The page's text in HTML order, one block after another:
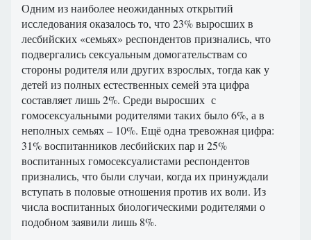
Одним из наиболее неожиданных открытий
исследования оказалось то, что 23% выросших в
лесбийских «семьях» респондентов признались, что
подвергались сексуальным домогательствам со
стороны родителя или других взрослых, тогда как у
детей из полных естественных семей эта цифра
составляет лишь 2%. Среди выросших с
гомосексуальными родителями таких было 6%, а в
неполных семьях – 10%. Ещё одна тревожная цифра:
31% воспитанников лесбийских пар и 25%
воспитанных гомосексуалистами респондентов
признались, что были случаи, когда их принуждали
вступать в половые отношения против их воли. Из
числа воспитанных биологическими родителями о
подобном заявили лишь 8%.